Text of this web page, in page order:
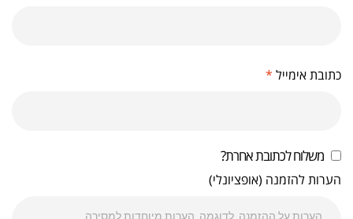
כתובת אימייל *
משלוח לכתובת אחרת?
הערות להזמנה (אופציונלי)